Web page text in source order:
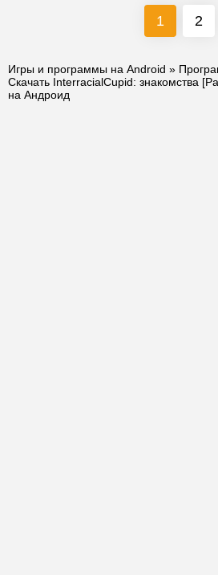
1 2
Игры и программы на Android »
Скачать InterracialCupid: знакомства
на Андроид